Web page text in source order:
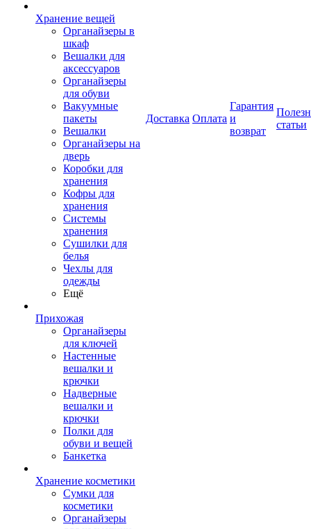
Хранение вещей
Органайзеры в
шкаф
Вешалки для
аксессуаров
Органайзеры
для обуви
Вакуумные
пакеты
Вешалки
Органайзеры на
дверь
Коробки для
хранения
Кофры для
хранения
Системы
хранения
Сушилки для
белья
Чехлы для
одежды
Ещё
Прихожая
Органайзеры
для ключей
Настенные
вешалки и
крючки
Надверные
вешалки и
крючки
Полки для
обуви и вещей
Банкетка
Хранение косметики
Сумки для
косметики
Органайзеры
Доставка Оплата
Гарантия
и
возврат
статьи